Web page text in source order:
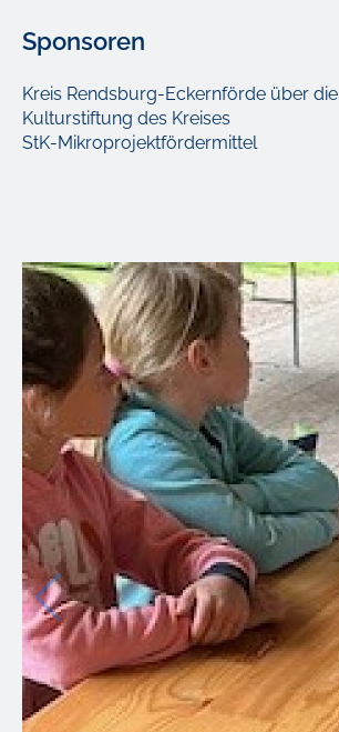
Sponsoren
Kreis Rendsburg-Eckernförde über die
Kulturstiftung des Kreises
StK-Mikroprojektfördermittel